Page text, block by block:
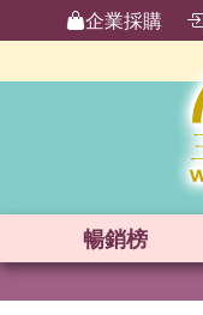
企業採購
暢銷榜